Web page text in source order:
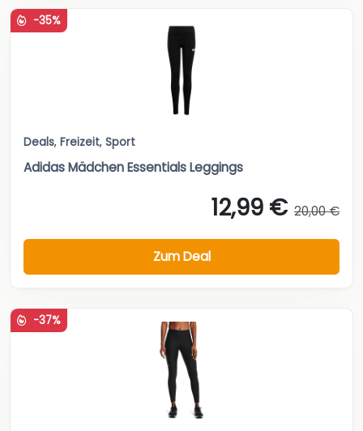
-35%
Deals, Freizeit, Sport
Adidas Mädchen Essentials Leggings
12,99 € 20,00 €
Zum Deal
-37%